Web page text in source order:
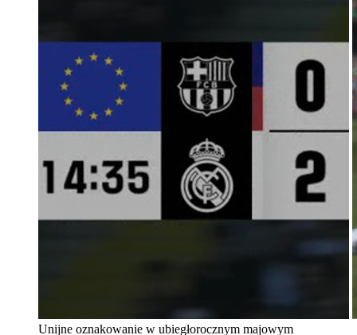
Unijne oznakowanie w ubiegłorocznym majowym